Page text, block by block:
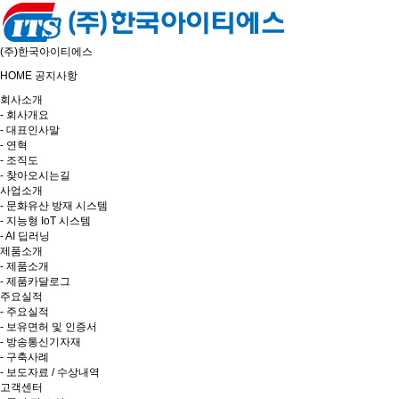
(주)한국아이티에스
HOME 공지사항
회사소개
- 회사개요
- 대표인사말
- 연혁
- 조직도
- 찾아오시는길
사업소개
- 문화유산 방재 시스템
- 지능형 IoT 시스템
- AI 딥러닝
제품소개
- 제품소개
- 제품카달로그
주요실적
- 주요실적
- 보유면허 및 인증서
- 방송통신기자재
- 구축사례
- 보도자료 / 수상내역
고객센터